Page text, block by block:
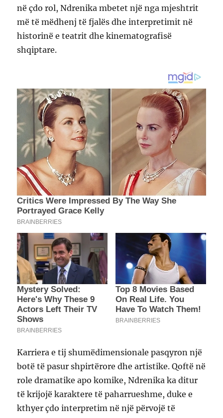
në çdo rol, Ndrenika mbetet një nga mjeshtrit
më të mëdhenj të fjalës dhe interpretimit në
historinë e teatrit dhe kinematografisë
shqiptare.
Karriera e tij shumëdimensionale pasqyron një
botë të pasur shpirtërore dhe artistike. Qoftë në
role dramatike apo komike, Ndrenika ka ditur
të krijojë karaktere të paharrueshme, duke e
kthyer çdo interpretim në një përvojë të